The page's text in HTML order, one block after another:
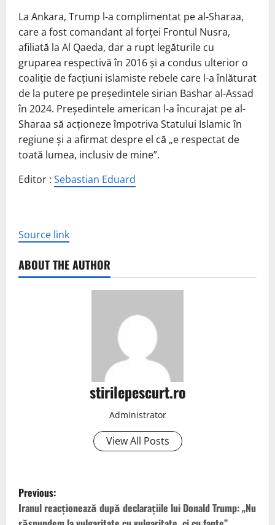
La Ankara, Trump l-a complimentat pe al-Sharaa,
care a fost comandant al forţei Frontul Nusra,
afiliată la Al Qaeda, dar a rupt legăturile cu
gruparea respectivă în 2016 şi a condus ulterior o
coaliţie de facţiuni islamiste rebele care l-a înlăturat
de la putere pe preşedintele sirian Bashar al-Assad
în 2024. Preşedintele american l-a încurajat pe al-
Sharaa să acţioneze împotriva Statului Islamic în
regiune şi a afirmat despre el că „e respectat de
toată lumea, inclusiv de mine”.
Editor : Sebastian Eduard
Source link
ABOUT THE AUTHOR
stirilepescurt.ro
Administrator
View All Posts
P
o
Previous:
Iranul reacționează după declarațiile lui Donald Trump: „Nu